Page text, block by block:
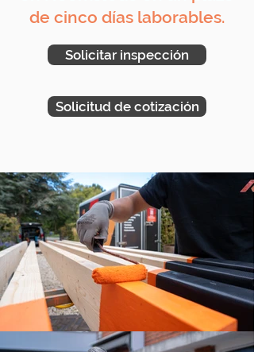
de cinco días laborables.
Solicitar inspección
Solicitud de cotización